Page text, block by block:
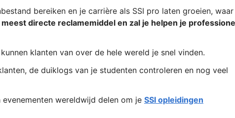
bereiken en je carrière als SSI pro laten groeien, waar
directe reclamemiddel en zal je helpen je
klanten van over de hele wereld je snel vinden.
de duiklogs van je studenten controleren en nog veel
wereldwijd delen om je SSI opleidingen